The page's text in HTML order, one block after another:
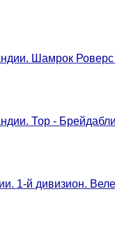
Шамрок Роверс
Тор -
1-й дивизион.